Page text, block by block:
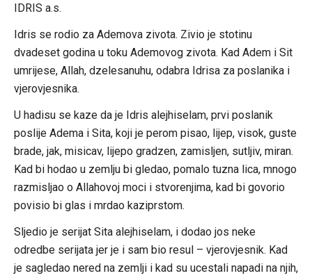
IDRIS a.s.
Idris se rodio za Ademova zivota. Zivio je stotinu
dvadeset godina u toku Ademovog zivota. Kad Adem i Sit
umrijese, Allah, dzelesanuhu, odabra Idrisa za poslanika i
vjerovjesnika.
U hadisu se kaze da je Idris alejhiselam, prvi poslanik
poslije Adema i Sita, koji je perom pisao, lijep, visok, guste
brade, jak, misicav, lijepo gradzen, zamisljen, sutljiv, miran.
Kad bi hodao u zemlju bi gledao, pomalo tuzna lica, mnogo
razmisljao o Allahovoj moci i stvorenjima, kad bi govorio
povisio bi glas i mrdao kaziprstom.
Sljedio je serijat Sita alejhiselam, i dodao jos neke
odredbe serijata jer je i sam bio resul – vjerovjesnik. Kad
je sagledao nered na zemlji i kad su ucestali napadi na njih,